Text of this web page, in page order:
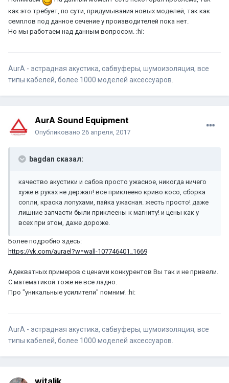
как это требует, по сути, придумывания новых моделей, так как
семплов под данное сечение у производителей пока нет.
Но мы работаем над данным вопросом. :hi:
AurA - эстрадная акустика, сабвуферы, шумоизоляция, все
типы кабелей, более 1000 моделей аксессуаров.
AurA Sound Equipment
Опубликовано 26 апреля, 2017
bagdan сказал:
качество акустики и сабов просто ужасное, никогда ничего
хуже в руках не держал! все приклеено криво косо, сборка
сопли, краска лопухами, пайка ужасная. жесть просто! даже
лишние запчасти были приклеены к магниту! и цены как у
всех при этом, даже дороже.
Более подробно здесь:
https://vk.com/aurael?w=wall-107746401_1669
Адекватных примеров с ценами конкурентов Вы так и не привели.
С математикой тоже не все ладно.
Про "уникальные усилители" помним! :hi:
AurA - эстрадная акустика, сабвуферы, шумоизоляция, все
типы кабелей, более 1000 моделей аксессуаров.